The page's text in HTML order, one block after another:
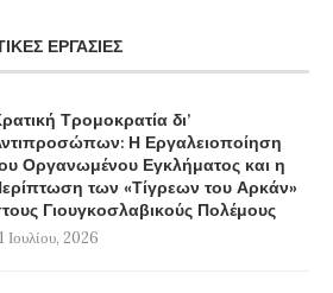
ΕΡΓΑΣΊΕΣ
Τρομοκρατία δι’
Η Εργαλειοποίηση
Οργανωμένου Εγκλήματος και η
των «Τίγρεων του Αρκάν»
Γιουγκοσλαβικούς Πολέμους
Ιουλίου, 2026